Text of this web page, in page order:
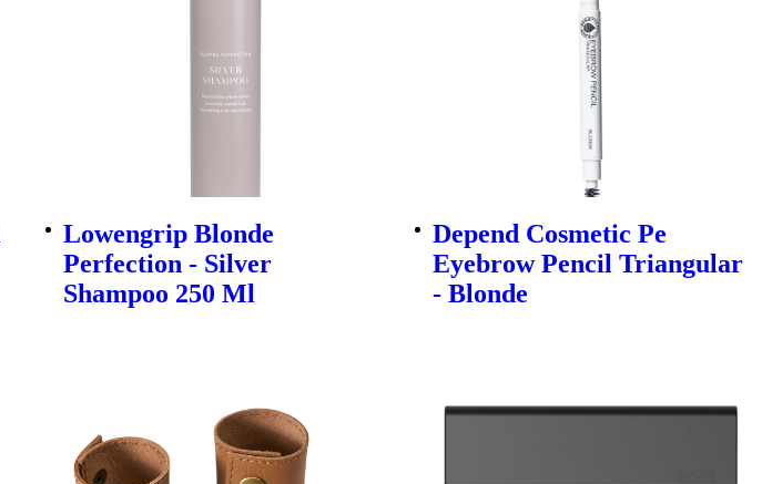
Lowengrip Blonde
Perfection - Silver
Shampoo 250 Ml
Depend Cosmetic Pe
Eyebrow Pencil Triangular
- Blonde